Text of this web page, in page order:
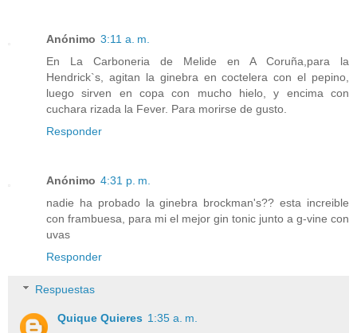
Anónimo 3:11 a. m.
En La Carboneria de Melide en A Coruña,para la
Hendrick`s, agitan la ginebra en coctelera con el pepino,
luego sirven en copa con mucho hielo, y encima con
cuchara rizada la Fever. Para morirse de gusto.
Responder
Anónimo 4:31 p. m.
nadie ha probado la ginebra brockman's?? esta increible
con frambuesa, para mi el mejor gin tonic junto a g-vine con
uvas
Responder
Respuestas
Quique Quieres 1:35 a. m.